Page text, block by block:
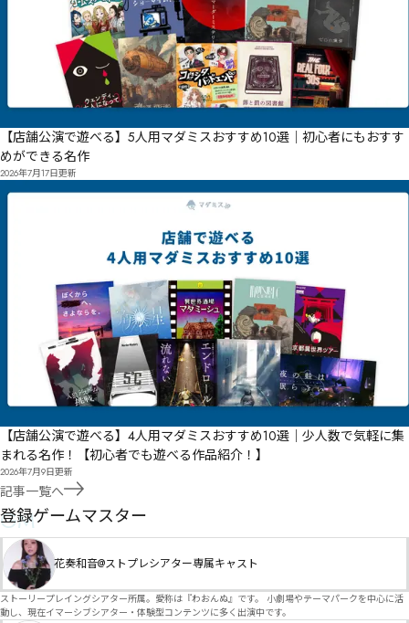
【店舗公演で遊べる】5人用マダミスおすすめ10選｜初心者にもおすす
めができる名作
2026年7月17日更新
【店舗公演で遊べる】4人用マダミスおすすめ10選｜少人数で気軽に集
まれる名作！【初心者でも遊べる作品紹介！】
2026年7月9日更新
記事一覧へ
GM
登録ゲームマスター
花奏和音@ストプレシアター専属キャスト
ストーリープレイングシアター所属。愛称は『わおんぬ』です。 小劇場やテーマパークを中心に活
動し、現在イマーシブシアター・体験型コンテンツに多く出演中です。